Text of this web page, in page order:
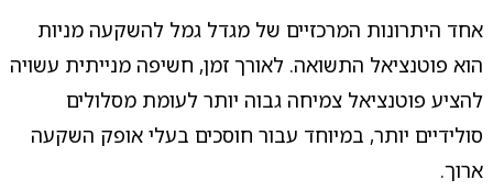
אחד היתרונות המרכזיים של מגדל גמל להשקעה מניות
הוא פוטנציאל התשואה. לאורך זמן, חשיפה מנייתית עשויה
להציע פוטנציאל צמיחה גבוה יותר לעומת מסלולים
סולידיים יותר, במיוחד עבור חוסכים בעלי אופק השקעה
ארוך.